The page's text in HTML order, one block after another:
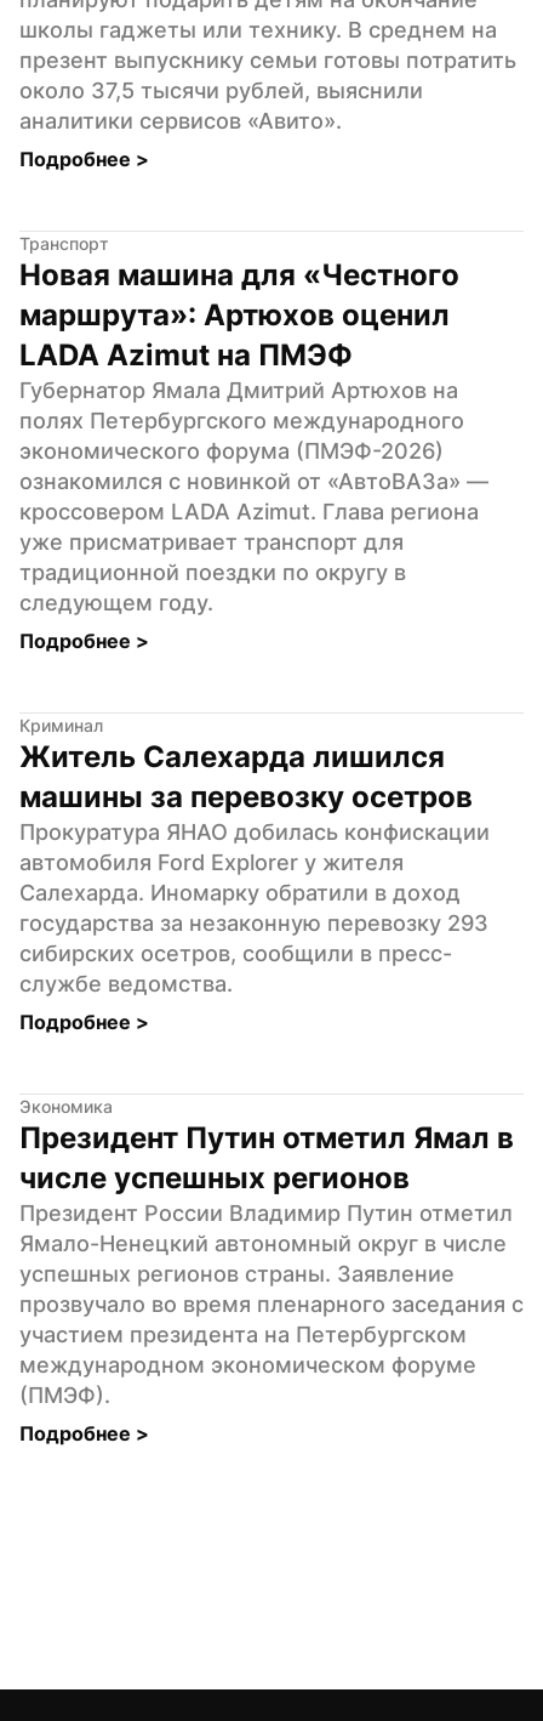
школы гаджеты или технику. В среднем на
презент выпускнику семьи готовы потратить
около 37,5 тысячи рублей, выяснили
аналитики сервисов «Авито».
Подробнее >
Транспорт
Новая машина для «Честного
маршрута»: Артюхов оценил
LADA Azimut на ПМЭФ
Губернатор Ямала Дмитрий Артюхов на
полях Петербургского международного
экономического форума (ПМЭФ-2026)
ознакомился с новинкой от «АвтоВАЗа» —
кроссовером LADA Azimut. Глава региона
уже присматривает транспорт для
традиционной поездки по округу в
следующем году.
Подробнее >
Криминал
Житель Салехарда лишился
машины за перевозку осетров
Прокуратура ЯНАО добилась конфискации
автомобиля Ford Explorer у жителя
Салехарда. Иномарку обратили в доход
государства за незаконную перевозку 293
сибирских осетров, сообщили в пресс-
службе ведомства.
Подробнее >
Экономика
Президент Путин отметил Ямал в
числе успешных регионов
Президент России Владимир Путин отметил
Ямало-Ненецкий автономный округ в числе
успешных регионов страны. Заявление
прозвучало во время пленарного заседания с
участием президента на Петербургском
международном экономическом форуме
(ПМЭФ).
Подробнее >